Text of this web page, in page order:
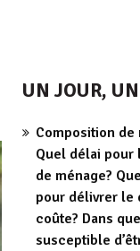
UN JOUR,
Composition de
Quel délai pour
de ménage?
pour délivrer le
coûte? Dans
susceptible